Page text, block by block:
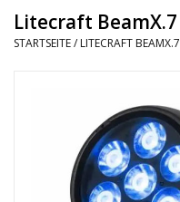
Drums
Tasteninstrumente
Litecraft BeamX.7
STARTSEITE/ LITECRAFT BEAMX.7